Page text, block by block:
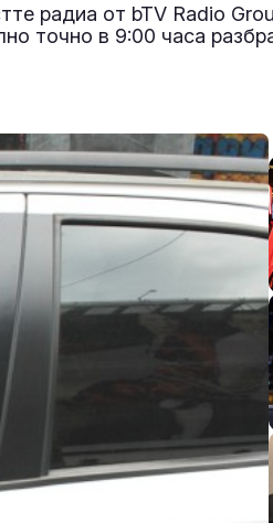
радиа от bTV Radio
точно в 9:00 часа